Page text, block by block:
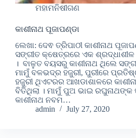
ମହାମନିଷୀଗଣ
କାଶୀନାଥ ପୂଜାପଣ୍ଡା
ଲେଖା: ଦେଵ ତ୍ରିପାଠୀ କାଶୀନାଥ
ସଙ୍ଗୀତ କ୍ଷେତ୍ରରେ ଏକ ଶ୍ରଦ୍ଧାଶୀଳ
। ବାଳୁତ ବୟସରୁ କାଶୀନାଥ ଥିଲେ
ମାମୁଁ ବଳଭଦ୍ର ହଜୁରୀ, ପୁରୀରେ
ହଜୁରୀ ଥିଏଟରର ଆଖଡାଶାଳରେ
ବିତିଥିଲା । ମାମୁଁ ପୁଅ ଭାଇ ରଘୁନାଥଙ୍କ
କାଶୀନାଥ ନବମ…
admin
July 27, 2020